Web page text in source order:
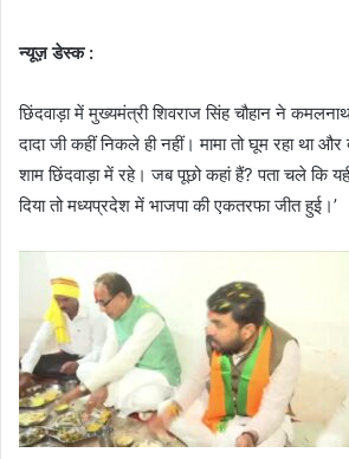
न्यूज़ डेस्क :
छिंदवाड़ा में मुख्यमंत्री शिवराज सिंह चौहान ने
दादा जी कहीं निकले ही नहीं। मामा तो घूम रहा था
शाम छिंदवाड़ा में रहे। जब पूछो कहां हैं? पता चले कि
दिया तो मध्यप्रदेश में भाजपा की एकतरफा जीत हुई।’